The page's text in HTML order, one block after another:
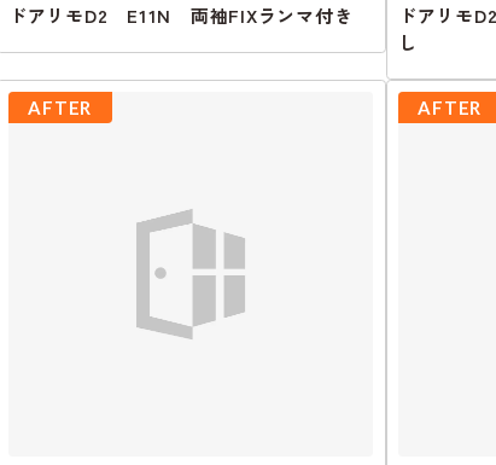
ドアリモD2 E11N 両袖FIXランマ付き
ドアリモ
し
AFTER AFTER